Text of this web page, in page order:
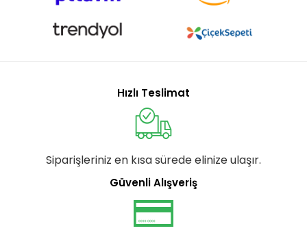
Hızlı Teslimat
Siparişleriniz en kısa sürede elinize ulaşır.
Güvenli Alışveriş